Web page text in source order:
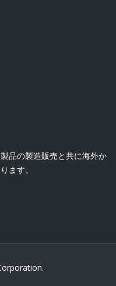
品の製造販売と共に海外か
ます。